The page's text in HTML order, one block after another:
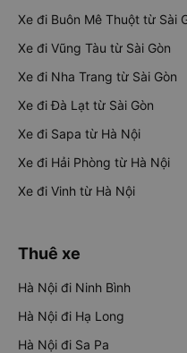
Xe đi Buôn Mê Thuột từ Sài
Xe đi Vũng Tàu từ Sài Gòn
Xe đi Nha Trang từ Sài Gòn
Xe đi Đà Lạt từ Sài Gòn
Xe đi Sapa từ Hà Nội
Xe đi Hải Phòng từ Hà Nội
Xe đi Vinh từ Hà Nội
Thuê xe
Hà Nội đi Ninh Bình
Hà Nội đi Hạ Long
Hà Nội đi Sa Pa